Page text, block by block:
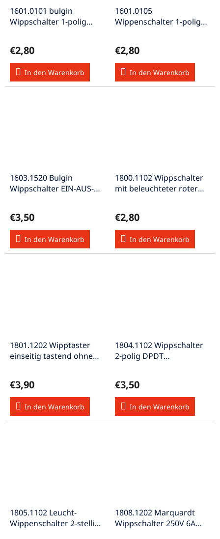
1601.0101 bulgin
Wippschalter 1-polig
€2,80
In den Warenkorb
1601.0105
Wippenschalter 1-polig
€2,80
In den Warenkorb
1603.1520 Bulgin
Wippschalter EIN-AUS-
€3,50
In den Warenkorb
1800.1102 Wippschalter
mit beleuchteter roter
€2,80
In den Warenkorb
1801.1202 Wipptaster
einseitig tastend ohne
€3,90
In den Warenkorb
1804.1102 Wippschalter
2-polig DPDT
€3,50
In den Warenkorb
1805.1102 Leucht-
Wippenschalter 2-stellig
1808.1202 Marquardt
Wippschalter 250V 6A